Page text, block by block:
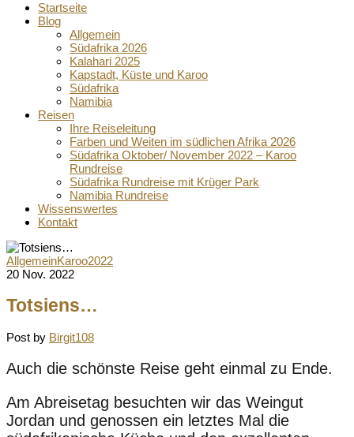
Startseite
Blog
Allgemein
Südafrika 2026
Kalahari 2025
Kapstadt, Küste und Karoo
Südafrika
Namibia
Reisen
Ihre Reiseleitung
Farben und Weiten im südlichen Afrika 2026
Südafrika Oktober/ November 2022 – Karoo
Rundreise
Südafrika Rundreise mit Krüger Park
Namibia Rundreise
Wissenswertes
Kontakt
AllgemeinKaroo2022
20 Nov. 2022
Totsiens…
Post by Birgit108
Auch die schönste Reise geht einmal zu Ende.
Am Abreisetag besuchten wir das Weingut
Jordan und genossen ein letztes Mal die